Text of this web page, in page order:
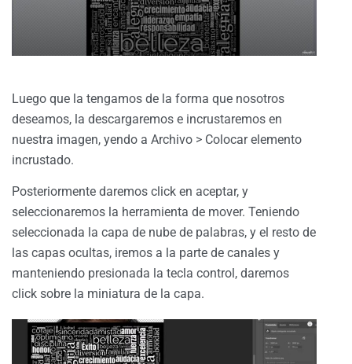
Luego que la tengamos de la forma que nosotros
deseamos, la descargaremos e incrustaremos en
nuestra imagen, yendo a Archivo > Colocar elemento
incrustado.
Posteriormente daremos click en aceptar, y
seleccionaremos la herramienta de mover. Teniendo
seleccionada la capa de nube de palabras, y el resto de
las capas ocultas, iremos a la parte de canales y
manteniendo presionada la tecla control, daremos
click sobre la miniatura de la capa.